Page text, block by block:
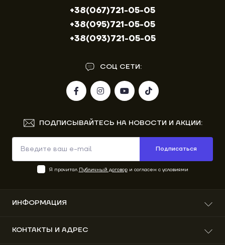
+38(067)721-05-05
+38(095)721-05-05
+38(093)721-05-05
СОЦ СЕТИ:
ПОДПИСЫВАЙТЕСЬ НА НОВОСТИ И АКЦИИ:
Подписаться
Я прочитал Публичный договори согласен с условиями
ИНФОРМАЦИЯ
Доставка и оплата
КОНТАКТЫ И АДРЕС